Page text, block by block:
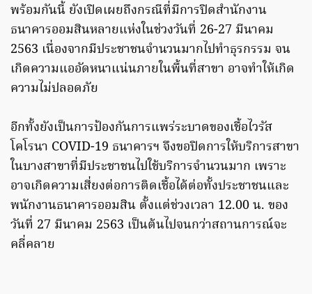
พร้อมกันนี้ ยังเปิดเผยถึงกรณีที่มีการปิดสำนักงาน
ธนาคารออมสินหลายแห่งในช่วงวันที่ 26-27 มีนาคม
2563 เนื่องจากมีประชาชนจำนวนมากไปทำธุรกรรม จน
เกิดความแออัดหนาแน่นภายในพื้นที่สาขา อาจทำให้เกิด
ความไม่ปลอดภัย
อีกทั้งยังเป็นการป้องกันการแพร่ระบาดของเชื้อไวรัส
โคโรนา COVID-19 ธนาคารฯ จึงขอปิดการให้บริการสาขา
ในบางสาขาที่มีประชาชนไปใช้บริการจำนวนมาก เพราะ
อาจเกิดความเสี่ยงต่อการติดเชื้อได้ต่อทั้งประชาชนและ
พนักงานธนาคารออมสิน ตั้งแต่ช่วงเวลา 12.00 น. ของ
วันที่ 27 มีนาคม 2563 เป็นต้นไปจนกว่าสถานการณ์จะ
คลี่คลาย